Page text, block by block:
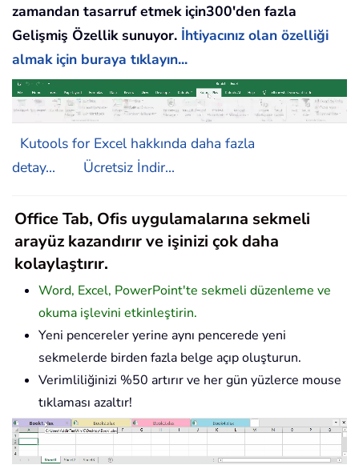
zamandan tasarruf etmek için300'den fazla
Gelişmiş Özellik sunuyor. İhtiyacınız olan özelliği
almak için buraya tıklayın...
Kutools for Excel hakkında daha fazla
detay...
Ücretsiz İndir...
Office Tab, Ofis uygulamalarına sekmeli
arayüz kazandırır ve işinizi çok daha
kolaylaştırır.
Word, Excel, PowerPoint'te sekmeli düzenleme ve
okuma işlevini etkinleştirin.
Yeni pencereler yerine aynı pencerede yeni
sekmelerde birden fazla belge açıp oluşturun.
Verimliliğinizi %50 artırır ve her gün yüzlerce mouse
tıklaması azaltır!